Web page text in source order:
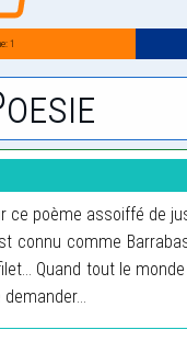
1
poème assoiffé de
connu comme
Quand tout le